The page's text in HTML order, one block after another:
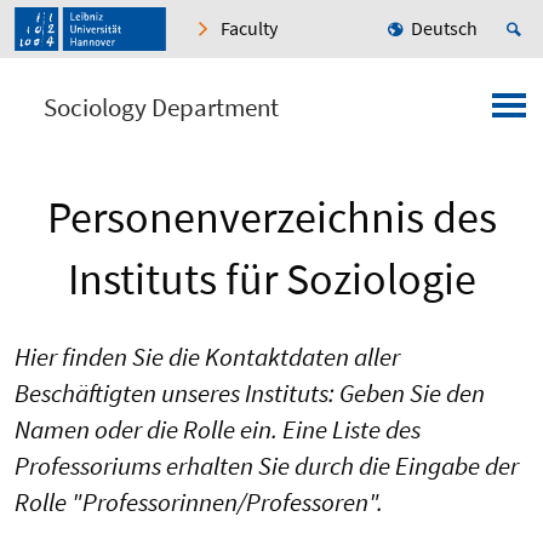
Faculty Deutsch
Sociology Department
Personenverzeichnis des
Instituts für Soziologie
Hier finden Sie die Kontaktdaten aller
Beschäftigten unseres Instituts: Geben Sie den
Namen oder die Rolle ein. Eine Liste des
Professoriums erhalten Sie durch die Eingabe der
Rolle "Professorinnen/Professoren".